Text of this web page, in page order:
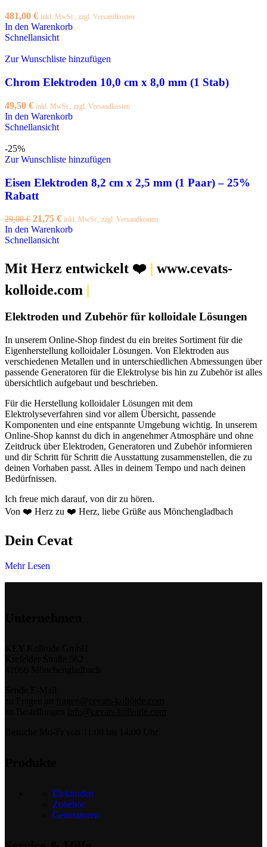
481,00 € inkl. MwSt., zzgl. Versandkosten
In den Warenkorb
Schnellansicht
Zur Wunschliste hinzufügen
Chrom Elektroden 10,0 cm x 8,0 mm (1 Stab)
49,50 € inkl. MwSt., zzgl. Versandkosten
In den Warenkorb
Schnellansicht
-25%
Zur Wunschliste hinzufügen
Eisen Elektroden 8,2 cm x 2,5 mm (1 Paar) – 25%
Rabatt
29,00€ Ursprünglicher
Preis
war:
21,75 €Aktueller
Preis
inkl. MwSt., zzgl. Versandkosten
In den Warenkorb
Schnellansicht
Mit Herz entwickelt ❤️
www.cevats-
kolloide.com
Elektroden und Zubehör für kolloidale Lösungen
In unserem Online-Shop findest du ein breites Sortiment für die
Eigenherstellung kolloidaler Lösungen. Von Elektroden aus
verschiedenen Metallen und in unterschiedlichen Abmessungen über
passende Generatoren für die Elektrolyse bis hin zu Zubehör ist alles
übersichtlich aufgebaut und beschrieben.
Für die Herstellung kolloidaler Lösungen mit dem
Elektrolyseverfahren sind vor allem Übersicht, passende
Komponenten und eine entspannte Umgebung wichtig. In unserem
Online-Shop kannst du dich in angenehmer Atmosphäre und ohne
Zeitdruck über Elektroden, Generatoren und Zubehör informieren
und dir Schritt für Schritt die Ausstattung zusammenstellen, die zu
deinen Vorhaben passt. Alles in deinem Tempo und nach deinen
Bedürfnissen.
Ich freue mich darauf, von dir zu hören.
Von ❤️ Herz zu ❤️ Herz, liebe Grüße aus Mönchengladbach
Dein Cevat
Mehr Lesen
Elektroden
Zubehör
Generatoren